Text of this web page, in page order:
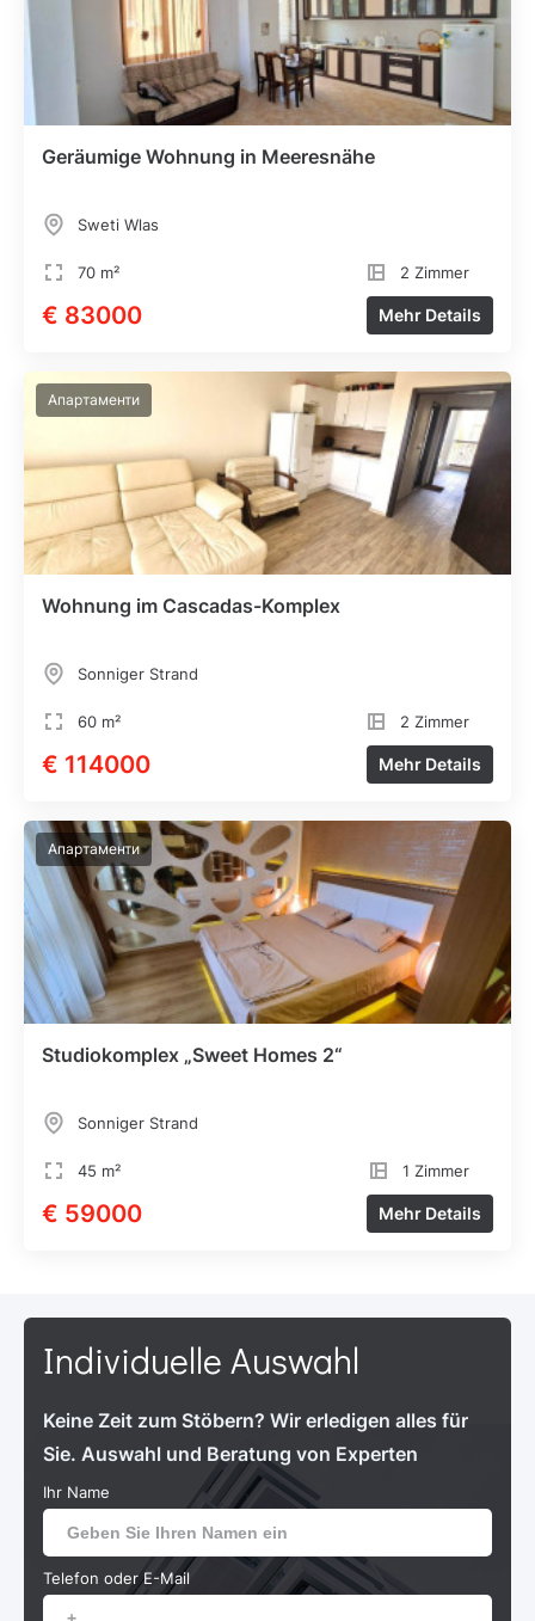
Geräumige Wohnung in Meeresnähe
Sweti Wlas
70 m² 2 Zimmer
€ 83000 Mehr Details
Апартаменти
Wohnung im Cascadas-Komplex
Sonniger Strand
60 m² 2 Zimmer
€ 114000 Mehr Details
Апартаменти
Studiokomplex „Sweet Homes 2“
Sonniger Strand
45 m² 1 Zimmer
€ 59000 Mehr Details
Individuelle Auswahl
Keine Zeit zum Stöbern? Wir erledigen alles für
Sie. Auswahl und Beratung von Experten
Ihr Name
Telefon oder E-Mail